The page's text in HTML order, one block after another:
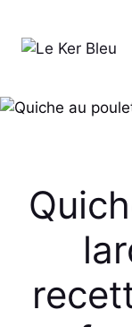
contenu